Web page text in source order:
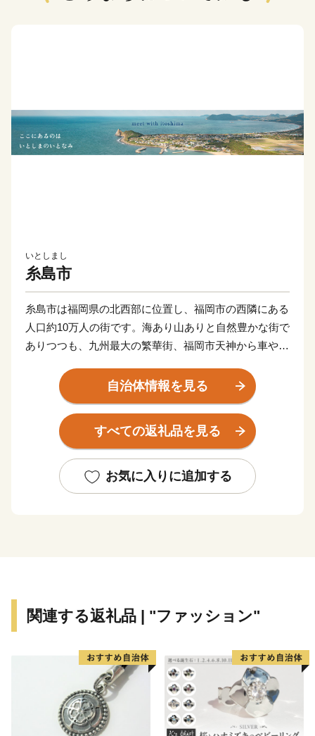
いとしまし
糸島市
糸島市は福岡県の北西部に位置し、福岡市の西隣にある
人口約10万人の街です。海あり山ありと自然豊かな街で
ありつつも、九州最大の繁華街、福岡市天神から車や電
近年は「移住したいまちランキング」でも上位に入るこ
ともあり、移住してこられる方も多くなりました。会社
員だけでなく、芸術家等の創作活動の場としても多くの
また、糸島野菜、果物や糸島牛、豚などは東京の飲食店
いレストランやカフェ、数多くのイベント等、四季を通
糸島の自然が育んだ特産品を通じて、糸島の魅力をさら
に知っていただければ幸いです。
自治体情報を見る
すべての返礼品を見る
お気に入りに追加する
関連する返礼品 | "ファッション"